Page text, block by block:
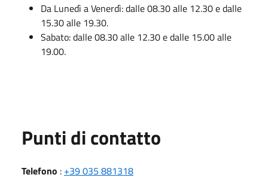
Da Lunedì a Venerdì: dalle 08.30 alle 12.30 e dalle
15.30 alle 19.30.
Sabato: dalle 08.30 alle 12.30 e dalle 15.00 alle
19.00.
Punti di contatto
Telefono : +39 035 881318